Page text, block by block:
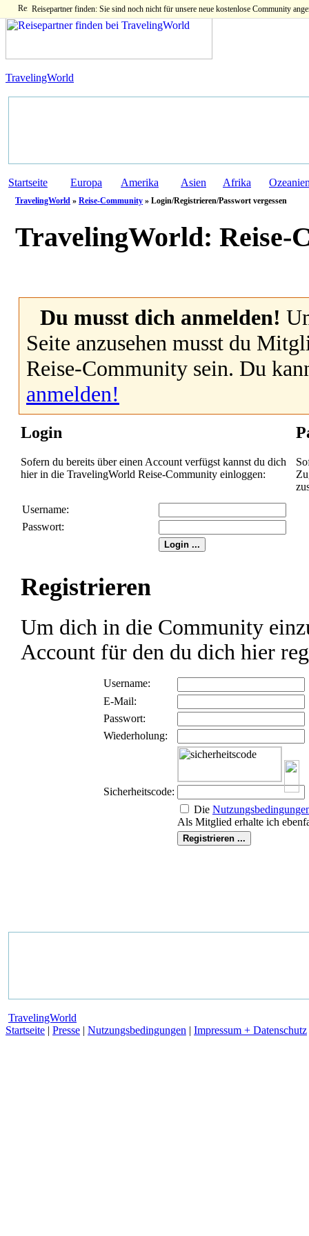
Reisepartner finden: Sie sind noch nicht für unsere neue kostenlose Community
TravelingWorld
Startseite Europa Amerika Asien Afrika
TravelingWorld » Reise-Community » Login/Registrieren/Passwort vergessen
TravelingWorld: Reise-
Du musst dich anmelden!
Seite anzusehen musst du
Reise-Community sein. Du
anmelden!
Login
Sofern du bereits über einen Account verfügst kannst du dich
hier in die TravelingWorld Reise-Community einloggen:
Username:
Passwort:
Registrieren
Um dich in die Community
Account für den du dich hier
Username:
E-Mail:
Passwort:
Wiederholung:
Sicherheitscode:
Die
Als Mitglied erhalte ich
TravelingWorld
Startseite | Presse | Nutzungsbedingungen | Impressum + Datenschutz